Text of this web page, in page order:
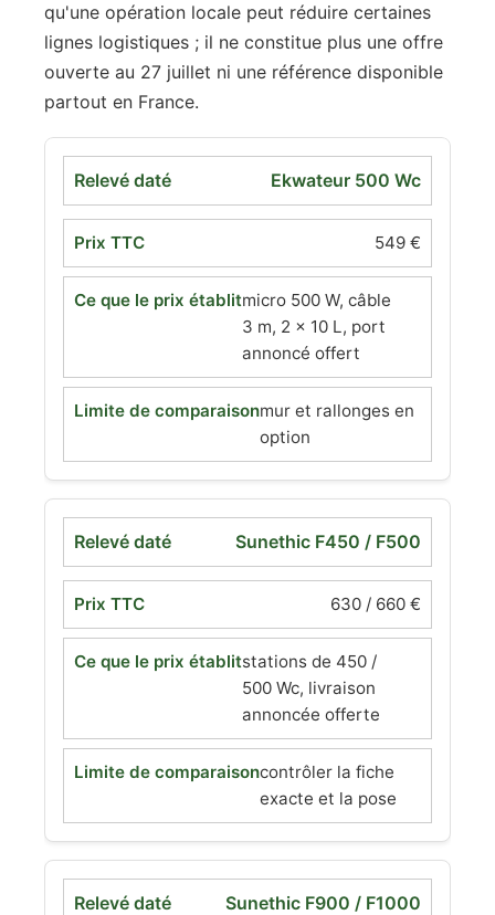
qu'une opération locale peut réduire certaines
lignes logistiques ; il ne constitue plus une offre
ouverte au 27 juillet ni une référence disponible
partout en France.
Ekwateur 500 Wc
549 €
micro 500 W, câble
3 m, 2 × 10 L, port
annoncé offert
mur et rallonges en
option
Sunethic F450 / F500
630 / 660 €
stations de 450 /
500 Wc, livraison
annoncée offerte
contrôler la fiche
exacte et la pose
Sunethic F900 / F1000